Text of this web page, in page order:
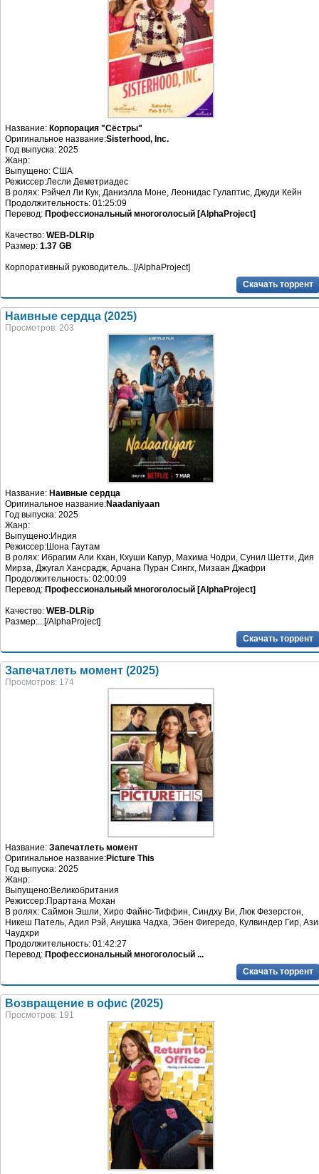
Название: Корпорация "Сёстры"
Оригинальное название:Sisterhood, Inc.
Год выпуска: 2025
Жанр:
Выпущено: США
Режиссер:Лесли Деметриадес
В ролях: Рэйчел Ли Кук, Даниэлла Моне, Леонидас Гулаптис, Джуди Кейн
Продолжительность: 01:25:09
Перевод: Профессиональный многоголосый [AlphaProject]
Качество: WEB-DLRip
Размер: 1.37 GB
Корпоративный руководитель...[/AlphaProject]
Скачать торрент
Наивные сердца (2025)
Просмотров: 203
Название: Наивные сердца
Оригинальное название:Naadaniyaan
Год выпуска: 2025
Жанр:
Выпущено:Индия
Режиссер:Шона Гаутам
В ролях: Ибрагим Али Кхан, Кхуши Капур, Махима Чодри, Сунил Шетти, Дия
Мирза, Джугал Хансрадж, Арчана Пуран Сингх, Мизаан Джафри
Продолжительность: 02:00:09
Перевод: Профессиональный многоголосый [AlphaProject]
Качество: WEB-DLRip
Размер:...[/AlphaProject]
Скачать торрент
Запечатлеть момент (2025)
Просмотров: 174
Название: Запечатлеть момент
Оригинальное название:Picture This
Год выпуска: 2025
Жанр:
Выпущено:Великобритания
Режиссер:Прартана Мохан
В ролях: Саймон Эшли, Хиро Файнс-Тиффин, Синдху Ви, Люк Фезерстон,
Никеш Патель, Адил Рэй, Анушка Чадха, Эбен Фигередо, Кулвиндер Гир,
Чаудхри
Продолжительность: 01:42:27
Перевод: Профессиональный многоголосый ...
Скачать торрент
Возвращение в офис (2025)
Просмотров: 191